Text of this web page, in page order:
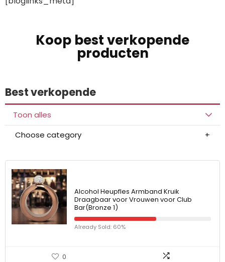
Koop best verkopende
producten
Best verkopende
Toon alles
Choose category
Alcohol Heupfles Armband Kruik
Draagbaar voor Vrouwen voor Club
Bar(Bronze 1)
Already Sold: 60%
0